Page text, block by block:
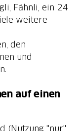
Fähnli, ein 24
weitere
den
und
auf einen
(Nutzung "nur"